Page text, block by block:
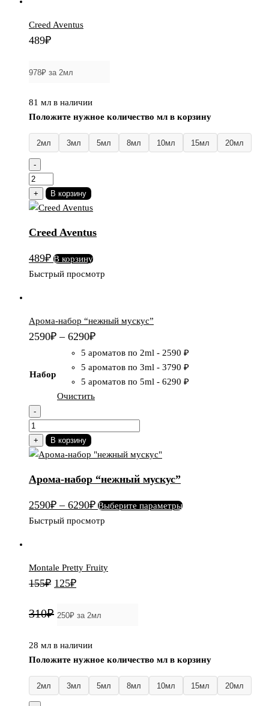
Creed Aventus
489₽
81 мл в наличии
Положите нужное количество мл в корзину
2мл 3мл 5мл 8мл 10мл 15мл 20мл
-
Количество
товара
Creed
+ В корзину
Creed Aventus
489₽ В корзину
Быстрый просмотр
Арома-набор “нежный мускус”
2590₽ – 6290₽
Набор
5 ароматов по 2ml - 2590 ₽
5 ароматов по 3ml - 3790 ₽
5 ароматов по 5ml - 6290 ₽
Очистить
-
Количество
товара
Арома-
"нежный
+ В корзину
Арома-набор “нежный мускус”
2590₽ – 6290₽ Выберите параметрыЭтот
Быстрый просмотр
Montale Pretty Fruity
155₽ Первоначальная
составляла
125₽Текущая
125₽.
310₽
28 мл в наличии
Положите нужное количество мл в корзину
2мл 3мл 5мл 8мл 10мл 15мл 20мл